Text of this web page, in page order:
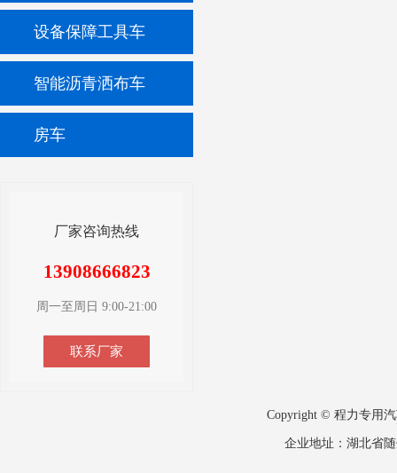
设备保障工具车
智能沥青洒布车
房车
厂家咨询热线
13908666823
周一至周日 9:00-21:00
联系厂家
Copyright © 程力专用
企业地址：湖北省